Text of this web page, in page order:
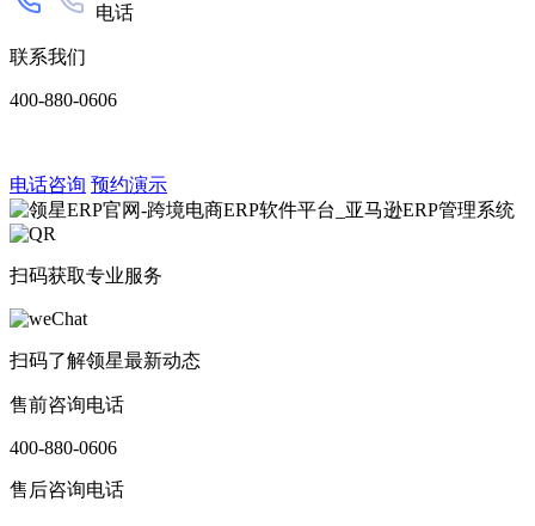
电话
联系我们
400-880-0606
电话咨询 预约演示
扫码获取专业服务
扫码了解领星最新动态
售前咨询电话
400-880-0606
售后咨询电话